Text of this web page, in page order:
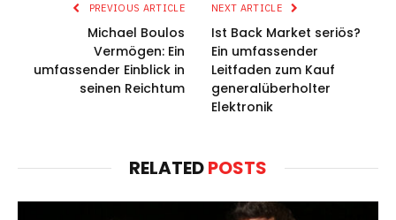
PREVIOUS ARTICLE
Michael Boulos
Vermögen: Ein
umfassender Einblick in
seinen Reichtum
NEXT ARTICLE
Ist Back Market seriös?
Ein umfassender
Leitfaden zum Kauf
generalüberholter
Elektronik
RELATEDPOSTS